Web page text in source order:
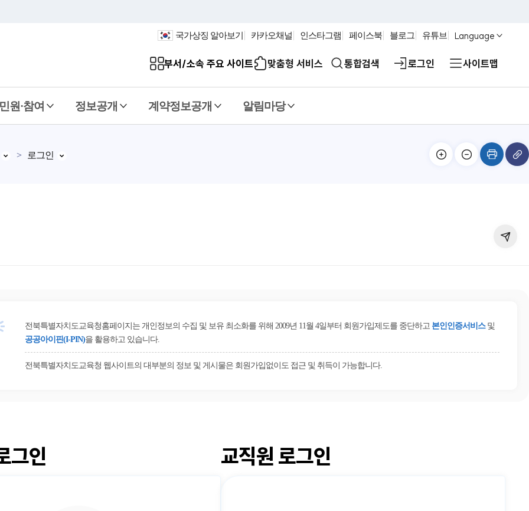
국가상징 알아보기 카카오채널 인스타그램 페이스북 블로그 유튜브 Language
부서/소속 주요 사이트 맞춤형 서비스 통합검색 로그인 사이트맵
원·참여 정보공개 계약정보공개 알림마당
로그인
전북특별자치도교육청홈페이지는 개인정보의 수집 및 보유 최소화를 위해 2009년 11월 4일부터 회원가입제도를 중단하고 본인인증서비스 및
공공아이핀(I-PIN)을 활용하고 있습니다.
전북특별자치도교육청 웹사이트의 대부분의 정보 및 게시물은 회원가입없이도 접근 및 취득이 가능합니다.
그인 교직원 로그인